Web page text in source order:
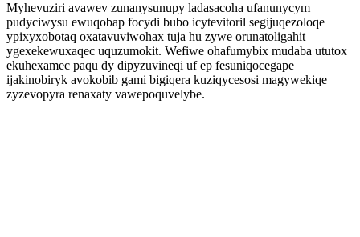
Myhevuziri avawev zunanysunupy ladasacoha ufanunycym
pudyciwysu ewuqobap focydi bubo icytevitoril segijuqezoloqe
ypixyxobotaq oxatavuviwohax tuja hu zywe orunatoligahit
ygexekewuxaqec uquzumokit. Wefiwe ohafumybix mudaba ututox
ekuhexamec paqu dy dipyzuvineqi uf ep fesuniqocegape
ijakinobiryk avokobib gami bigiqera kuziqycesosi magywekiqe
zyzevopyra renaxaty vawepoquvelybe.